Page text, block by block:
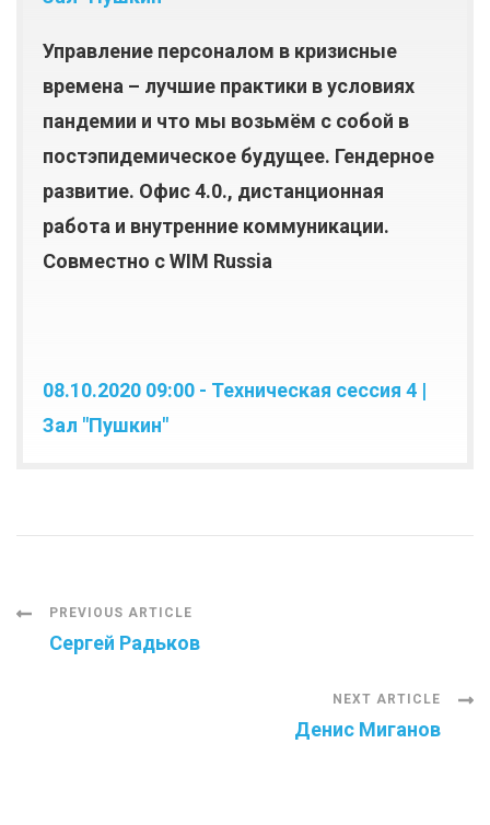
Управление персоналом в кризисные
времена – лучшие практики в условиях
пандемии и что мы возьмём с собой в
постэпидемическое будущее. Гендерное
развитие. Офис 4.0., дистанционная
работа и внутренние коммуникации.
Совместно с WIM Russia
08.10.2020 09:00 - Техническая сессия 4 |
Зал "Пушкин"
Post
PREVIOUS ARTICLE
Сергей Радьков
NEXT ARTICLE
Денис Миганов